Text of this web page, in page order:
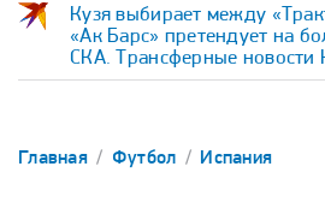
Кузя выбирает между
«Ак Барс» претендует на
СКА. Трансферные новости
Главная Футбол Испания